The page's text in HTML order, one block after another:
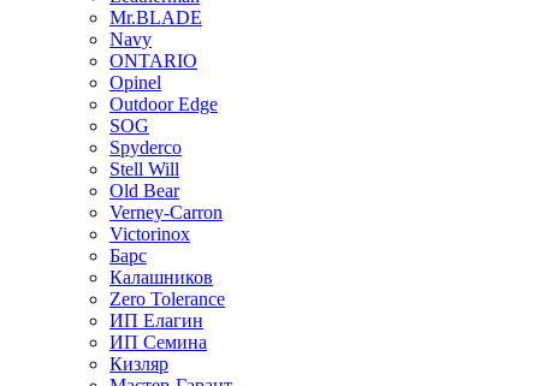
Mr.BLADE
Navy
ONTARIO
Opinel
Outdoor Edge
SOG
Spyderco
Stell Will
Old Bear
Verney-Carron
Victorinox
Барс
Калашников
Zero Tolerance
ИП Елагин
ИП Семина
Кизляр